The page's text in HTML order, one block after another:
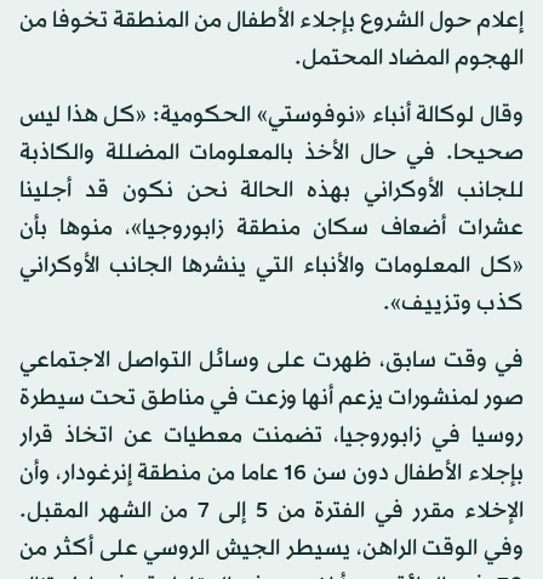
إعلام حول الشروع بإجلاء الأطفال من المنطقة تخوفا من
الهجوم المضاد المحتمل.
وقال لوكالة أنباء «نوفوستي» الحكومية: «كل هذا ليس
صحيحا. في حال الأخذ بالمعلومات المضللة والكاذبة
للجانب الأوكراني بهذه الحالة نحن نكون قد أجلينا
عشرات أضعاف سكان منطقة زابوروجيا»، منوها بأن
«كل المعلومات والأنباء التي ينشرها الجانب الأوكراني
كذب وتزييف».
في وقت سابق، ظهرت على وسائل التواصل الاجتماعي
صور لمنشورات يزعم أنها وزعت في مناطق تحت سيطرة
روسيا في زابوروجيا، تضمنت معطيات عن اتخاذ قرار
بإجلاء الأطفال دون سن 16 عاما من منطقة إنرغودار، وأن
الإخلاء مقرر في الفترة من 5 إلى 7 من الشهر المقبل.
وفي الوقت الراهن، يسيطر الجيش الروسي على أكثر من